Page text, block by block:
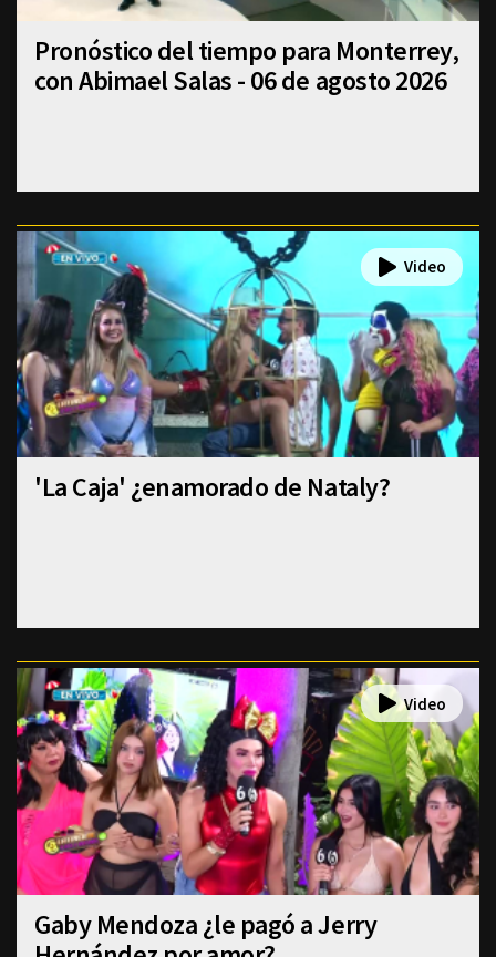
Pronóstico del tiempo para Monterrey,
con Abimael Salas - 06 de agosto 2026
'La Caja' ¿enamorado de Nataly?
Gaby Mendoza ¿le pagó a Jerry